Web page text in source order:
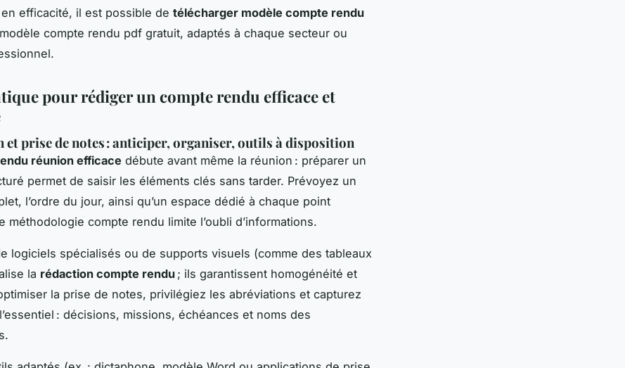
efficacité, il est possible de télécharger modèle compte rendu
compte rendu pdf gratuit, adaptés à chaque secteur ou
pour rédiger un compte rendu efficace et
et prise de notes : anticiper, organiser, outils à disposition
réunion efficace débute avant même la réunion : préparer un
permet de saisir les éléments clés sans tarder. Prévoyez un
l’ordre du jour, ainsi qu’un espace dédié à chaque point
méthodologie compte rendu limite l’oubli d’informations.
logiciels spécialisés ou de supports visuels (comme des tableaux
la rédaction compte rendu ; ils garantissent homogénéité et
la prise de notes, privilégiez les abréviations et capturez
: décisions, missions, échéances et noms des